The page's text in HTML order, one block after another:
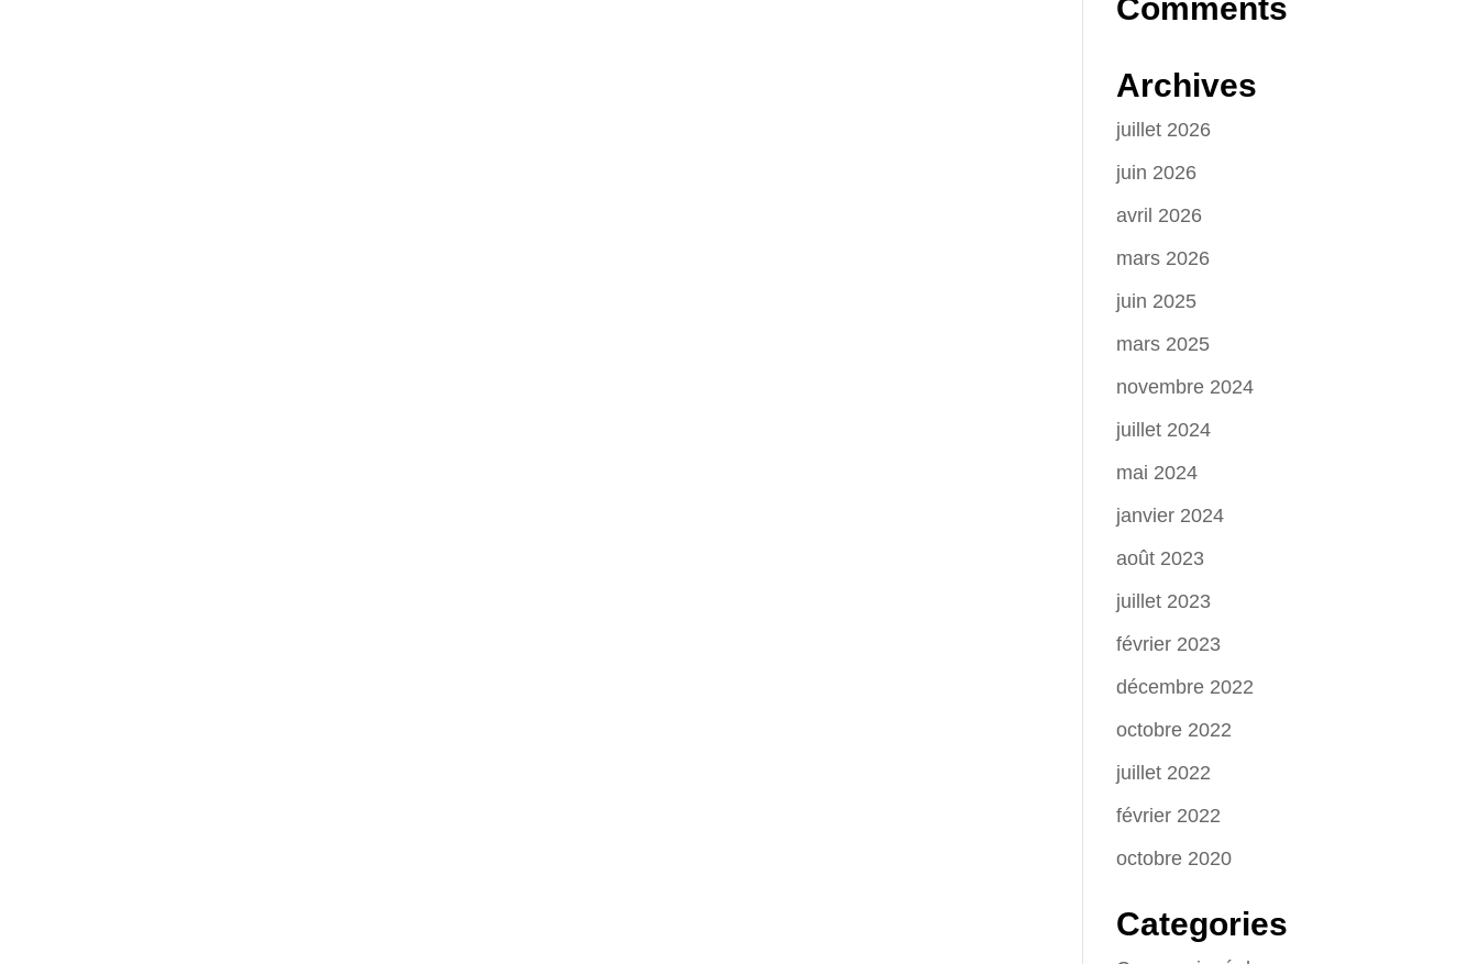
Comments
Archives
juillet 2026
juin 2026
avril 2026
mars 2026
juin 2025
mars 2025
novembre 2024
juillet 2024
mai 2024
janvier 2024
août 2023
juillet 2023
février 2023
décembre 2022
octobre 2022
juillet 2022
février 2022
octobre 2020
Categories